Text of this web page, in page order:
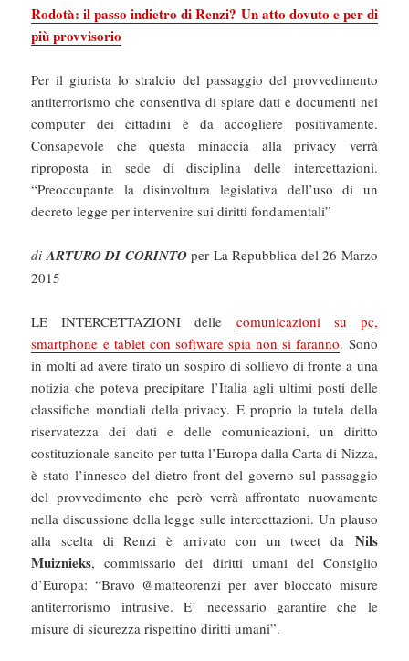
Rodotà: il passo indietro di Renzi? Un atto dovuto e per di
più provvisorio
Per il giurista lo stralcio del passaggio del provvedimento
antiterrorismo che consentiva di spiare dati e documenti nei
computer dei cittadini è da accogliere positivamente.
Consapevole che questa minaccia alla privacy verrà
riproposta in sede di disciplina delle intercettazioni.
“Preoccupante la disinvoltura legislativa dell’uso di un
decreto legge per intervenire sui diritti fondamentali”
diARTURO DI CORINTOper La Repubblica del 26 Marzo
2015
LE INTERCETTAZIONI delle comunicazioni su pc,
smartphone e tablet con software spia non si faranno. Sono
in molti ad avere tirato un sospiro di sollievo di fronte a una
notizia che poteva precipitare l’Italia agli ultimi posti delle
classifiche mondiali della privacy. E proprio la tutela della
riservatezza dei dati e delle comunicazioni, un diritto
costituzionale sancito per tutta l’Europa dalla Carta di Nizza,
è stato l’innesco del dietro-front del governo sul passaggio
del provvedimento che però verrà affrontato nuovamente
nella discussione della legge sulle intercettazioni. Un plauso
alla scelta di Renzi è arrivato con un tweet da Nils
Muiznieks, commissario dei diritti umani del Consiglio
d’Europa: “Bravo @matteorenzi per aver bloccato misure
antiterrorismo intrusive. E’ necessario garantire che le
misure di sicurezza rispettino diritti umani”.